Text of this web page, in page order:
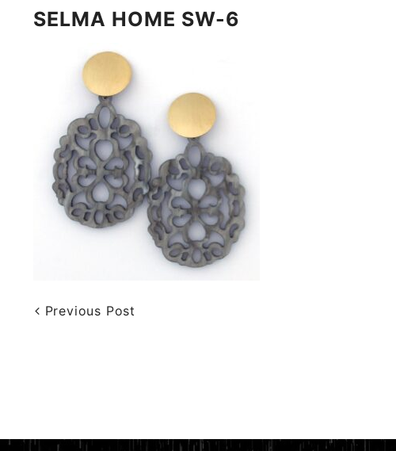
SELMA HOME SW-6
Previous Post